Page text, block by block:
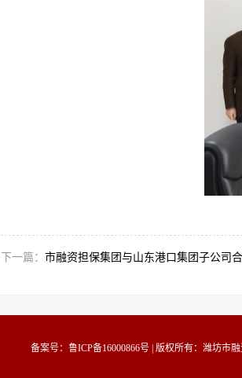
下一篇： 市融资担保集团与山东港口集团子公司
备案号：鲁ICP备16000866号| 版权所有：潍坊市